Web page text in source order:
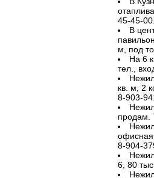
45-45-00.
В
м, под
На 6
тел.,
кв. м, 2
8-903-
продам.
офисная
8-904-
6, 80